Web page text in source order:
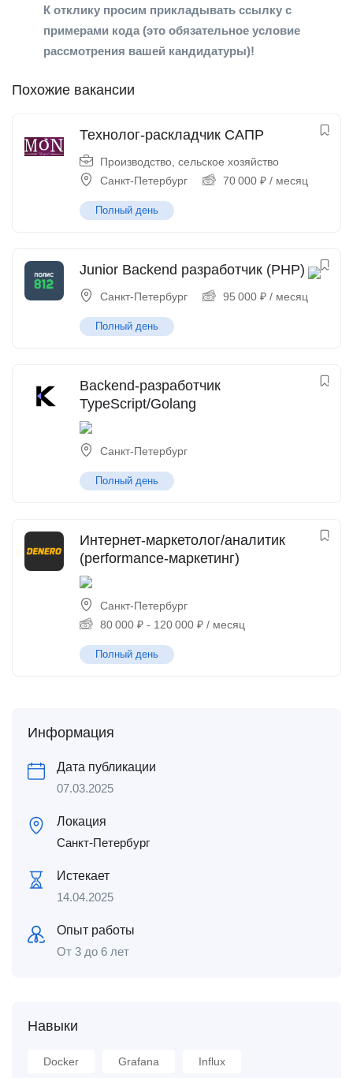
К отклику просим прикладывать ссылку с
примерами кода (это обязательное условие
рассмотрения вашей кандидатуры)!
Похожие вакансии
Технолог-раскладчик САПР
Производство, сельское хозяйство
Санкт-Петербург
70 000 ₽ / месяц
Полный день
Junior Backend разработчик (PHP)
Санкт-Петербург 95 000 ₽ / месяц
Полный день
Backend-разработчик
TypeScript/Golang
Санкт-Петербург
Полный день
Интернет-маркетолог/аналитик
(performance-маркетинг)
Санкт-Петербург
80 000 ₽ - 120 000 ₽ / месяц
Полный день
Информация
Дата публикации
07.03.2025
Локация
Санкт-Петербург
Истекает
14.04.2025
Опыт работы
От 3 до 6 лет
Навыки
Docker Grafana Influx